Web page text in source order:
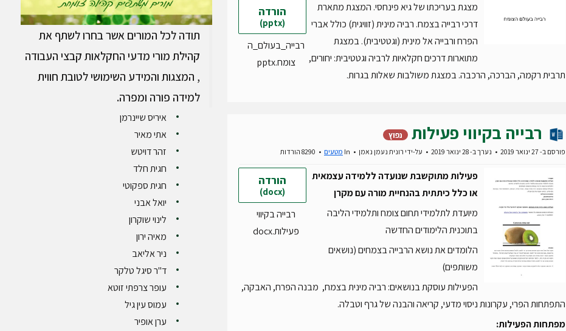
הורדה
(pptx)
רבייה_בעולם_ה
צומח.pptx
מצגת בעריכתו של גיא פינחסי. המצגת מתארת
דרכי רבייה בצמח. רביה מינית (זוויגית) כולל אברי
הפרח ורבייה אל מינית (וגטטיבית). במצגת
מתוארות דרכים חקלאיות לרביה וגטטיבית: יחורים,
תרבית רקמה, הברכה, הרכבה. במצגת משולבות שאלות בגרות.
רבייה בקיווי פעילות נפוץ
פורסם ב- 27 ינואר 2019 נערך ב- 28 ינואר 2019 על-ידי רונית נעמן נאמן מטעים
הורדה
(docx)
רבייה בקיווי
פעילות.docx
פעילות מתוקשבת שנועדה ללמידה עצמאית
או כלל כיתתית בהנחיית מורה עם מקרן
מיועדת לתלמידי תחום צומח ותלמידי הליבה
בתוכנית הלימודים החדשה
הלומדים את נושא הרבייה בצמחים (נושאים
משותפים)
הפעילות עוסקת בנושאים: רביה מינית בצמח, מבנה הפרח, האבקה,
התפתחות הפרי, עקרונות ניסוי מדעי, קריאה והבנה של גרף וטבלה.
מפתחות הפעילות:
תודה לכל המורים אשר בחרו לשתף את
קהילת מורי מדעי החקלאות קבצי העבודה
, המצגות והמידע השימושי לטובת חווית
למידה פורה ומפרה.
איריס שיינרמן
אתי מאיר
זהר דויטש
חגית חלד
חגית ספקוטי
יואל אבני
לינוי שוקרון
מאיה ירון
ניר אליאב
ד"ר סיגל טלקר
עופר צרפתי זוטא
עמוס עין גיל
ערן אופיר